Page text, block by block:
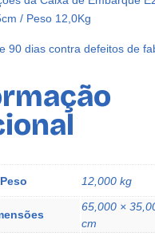
/ Peso 12,0Kg
90 dias contra defeitos de
Peso 12,000 kg
65,000 ×
cm